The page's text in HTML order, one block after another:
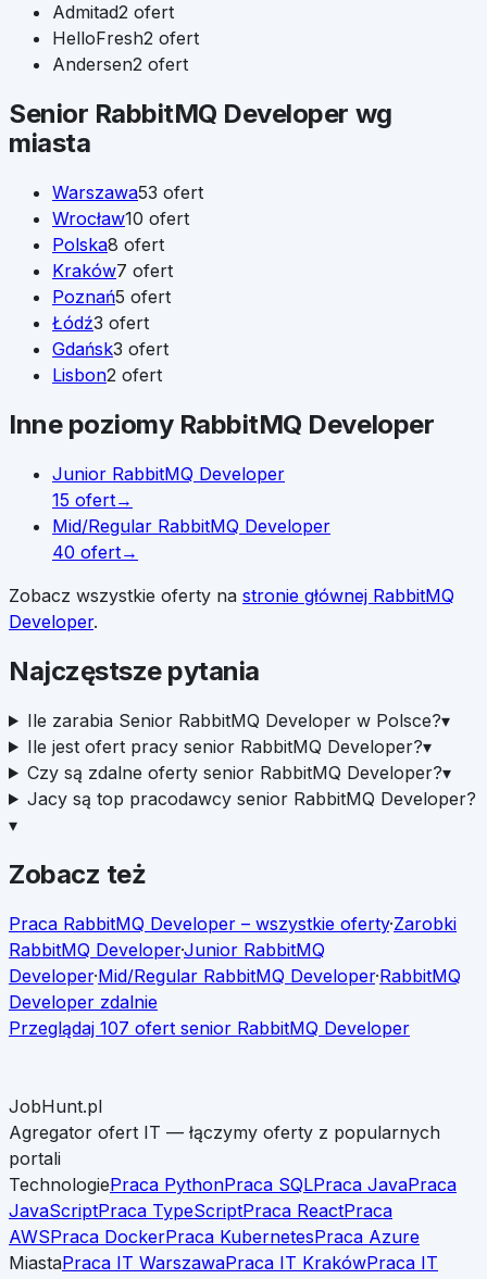
Admitad2 ofert
HelloFresh2 ofert
Andersen2 ofert
Senior RabbitMQ Developer wg
miasta
Warszawa53 ofert
Wrocław10 ofert
Polska8 ofert
Kraków7 ofert
Poznań5 ofert
Łódź3 ofert
Gdańsk3 ofert
Lisbon2 ofert
Inne poziomy RabbitMQ Developer
Junior RabbitMQ Developer
15 ofert→
Mid/Regular RabbitMQ Developer
40 ofert→
Zobacz wszystkie oferty na stronie głównej RabbitMQ
Developer.
Najczęstsze pytania
Ile zarabia Senior RabbitMQ Developer w Polsce?▾
Ile jest ofert pracy senior RabbitMQ Developer?▾
Czy są zdalne oferty senior RabbitMQ Developer?▾
Jacy są top pracodawcy senior RabbitMQ Developer?
▾
Zobacz też
Praca RabbitMQ Developer – wszystkie oferty·Zarobki
RabbitMQ Developer·Junior RabbitMQ
Developer·Mid/Regular RabbitMQ Developer·RabbitMQ
Developer zdalnie
Przeglądaj 107 ofert senior RabbitMQ Developer
JobHunt.pl
Agregator ofert IT — łączymy oferty z popularnych
portali
TechnologiePraca PythonPraca SQLPraca JavaPraca
JavaScriptPraca TypeScriptPraca ReactPraca
AWSPraca DockerPraca KubernetesPraca Azure
MiastaPraca IT WarszawaPraca IT KrakówPraca IT